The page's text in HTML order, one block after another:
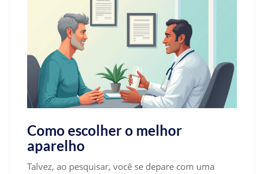
Como escolher o melhor
aparelho
Talvez, ao pesquisar, você se depare com uma